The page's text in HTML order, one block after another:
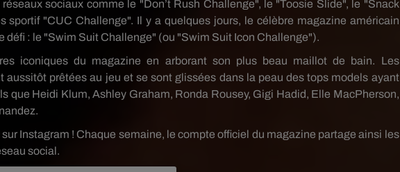
sociaux comme le "Don’t Rush Challenge", le "Toosie Slide", le "Snack
sportif "CUC Challenge". Il y a quelques jours, le célèbre magazine américain
défi : le "Swim Suit Challenge" (ou "Swim Suit Icon Challenge").
iconiques du magazine en arborant son plus beau maillot de bain. Les
aussitôt prêtées au jeu et se sont glissées dans la peau des tops models ayant
que Heidi Klum, Ashley Graham, Ronda Rousey, Gigi Hadid, Elle MacPherson,
Instagram ! Chaque semaine, le compte officiel du magazine partage ainsi les
social.